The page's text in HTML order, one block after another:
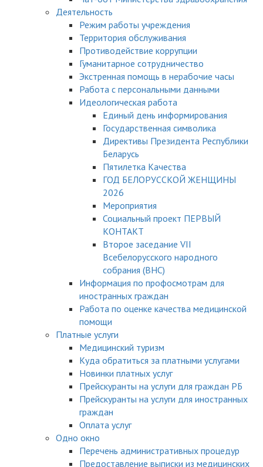
Деятельность
Режим работы учреждения
Территория обслуживания
Противодействие коррупции
Гуманитарное сотрудничество
Экстренная помощь в нерабочие часы
Работа с персональными данными
Идеологическая работа
Единый день информирования
Государственная символика
Директивы Президента Республики
Беларусь
Пятилетка Качества
ГОД БЕЛОРУССКОЙ ЖЕНЩИНЫ
2026
Мероприятия
Социальный проект ПЕРВЫЙ
КОНТАКТ
Второе заседание VII
Всебелорусского народного
собрания (ВНС)
Информация по профосмотрам для
иностранных граждан
Работа по оценке качества медицинской
помощи
Платные услуги
Медицинский туризм
Куда обратиться за платными услугами
Новинки платных услуг
Прейскуранты на услуги для граждан РБ
Прейскуранты на услуги для иностранных
граждан
Оплата услуг
Одно окно
Перечень административных процедур
Предоставление выписки из медицинских